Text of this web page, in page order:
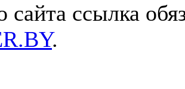
сайта ссылка
.